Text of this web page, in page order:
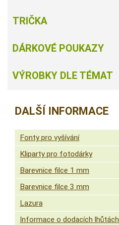
TRIČKA
DÁRKOVÉ POUKAZY
VÝROBKY DLE TÉMAT
DALŠÍ INFORMACE
Fonty pro vyšívání
Kliparty pro fotodárky
Barevnice filce 1 mm
Barevnice filce 3 mm
Lazura
Informace o dodacích lhůtách